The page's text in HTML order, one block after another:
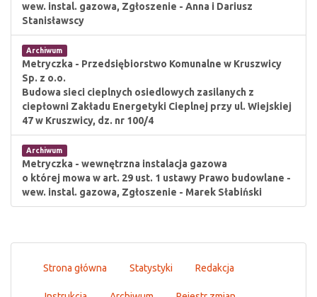
wew. instal. gazowa, Zgłoszenie - Anna i Dariusz
Stanisławscy
Archiwum
Metryczka - Przedsiębiorstwo Komunalne w Kruszwicy
Sp. z o.o.
Budowa sieci cieplnych osiedlowych zasilanych z
ciepłowni Zakładu Energetyki Cieplnej przy ul. Wiejskiej
47 w Kruszwicy, dz. nr 100/4
Archiwum
Metryczka - wewnętrzna instalacja gazowa
o której mowa w art. 29 ust. 1 ustawy Prawo budowlane -
wew. instal. gazowa, Zgłoszenie - Marek Słabiński
Strona główna Statystyki Redakcja